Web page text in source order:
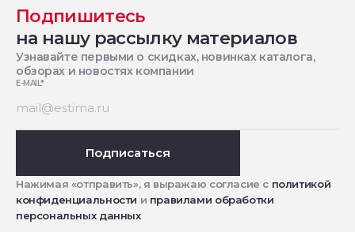
Подпишитесь
на нашу рассылку материалов
Узнавайте первыми о скидках, новинках каталога,
обзорах и новостях компании
E-MAIL*
Подписаться
Нажимая «отправить», я выражаю согласие с политикой
конфиденциальности и правилами обработки
персональных данных